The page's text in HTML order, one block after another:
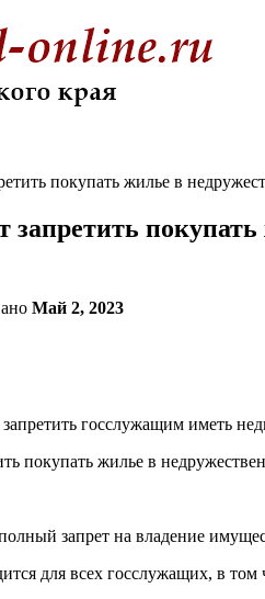
покупать жилье в
запретить
Май 2, 2023
госслужащим иметь
запрет на владение
для всех госслужащих, в